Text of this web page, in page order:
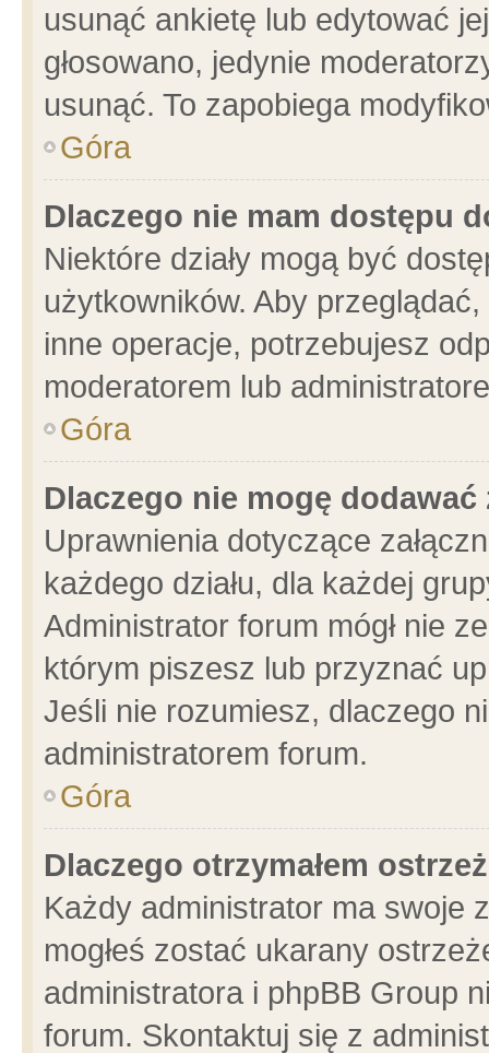
usunąć ankietę lub edytować
głosowano, jedynie
usunąć. To zapobiega
Góra
Dlaczego nie mam dostępu
Niektóre działy mogą być
użytkowników. Aby
inne operacje, potrzebujesz
moderatorem lub
Góra
Dlaczego nie mogę dodawać
Uprawnienia dotyczące
każdego działu, dla każdej
Administrator forum mógł nie
którym piszesz lub przyznać
Jeśli nie rozumiesz, dlaczego
administratorem forum.
Góra
Dlaczego otrzymałem
Każdy administrator ma swoje
mogłeś zostać ukarany
administratora i phpBB Group
forum. Skontaktuj się z